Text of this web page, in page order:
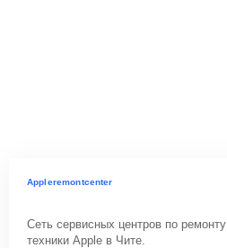
Appleremontcenter
Сеть сервисных центров по ремонту
техники Apple в Чите.